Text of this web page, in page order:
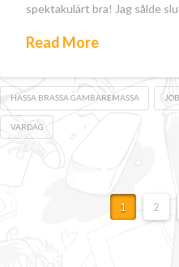
spektakulärt bra! Jag sålde
Read More
HASSA BRASSA GAMBAREMASSA
VARDAG
1 2